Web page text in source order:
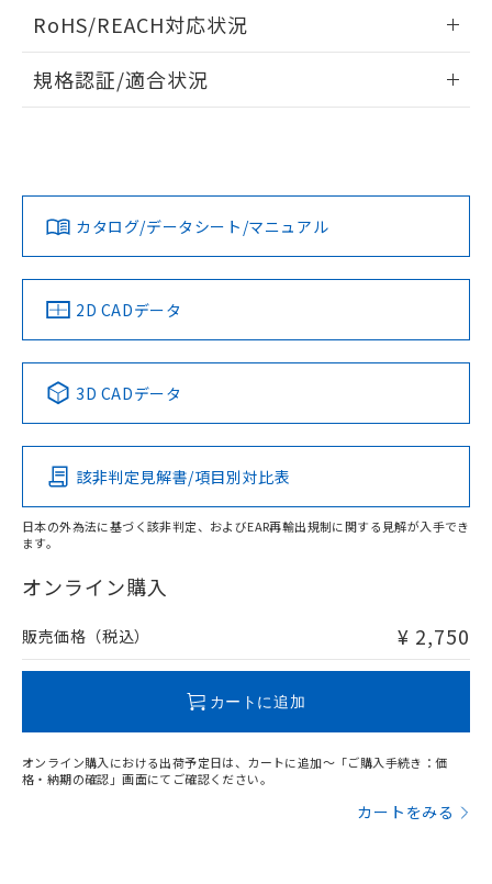
ドすることができます。
ログイン/会員登録
ダウンロードデータをご利用いただく前に、以下を必ずお読
みください。
ソフトウェアの使用条件
RoHS/REACH対応状況
EU RoHS 注意事項・凡例
対応済み
中国 RoHS 注意事項・凡例
Pb Hg Cd Cr(VI)
O
在庫等で未対応品が混在する可能性があります。
問い合わせください。
規格認証/適合状況
LR型式承認
（イギリス
船舶規格）
DNV型式承認
（ノルウェー
BV型式承認
（フランス
KR型式
（韓国
No No No No
この製品の規格認証/適合状況ページへ
その他の認証はこちらのページからご検索ください
カタログ/データシート/マニュアル
2D CADデータ
3D CADデータ
該非判定見解書/項目別対比表
日本の外為法に基づく該非判定、およびEAR再輸出規制に関する見解が入手でき
ます。
オンライン購入
販売価格（税込） ¥ 2,750
カートに追加
オンライン購入における出荷予定日は、カートに追加～「ご購入手続き：価
格・納期の確認」画面にてご確認ください。
カートをみる
していることから、特段のことがない限
り、2022年1月12日より割愛しておりま
す。